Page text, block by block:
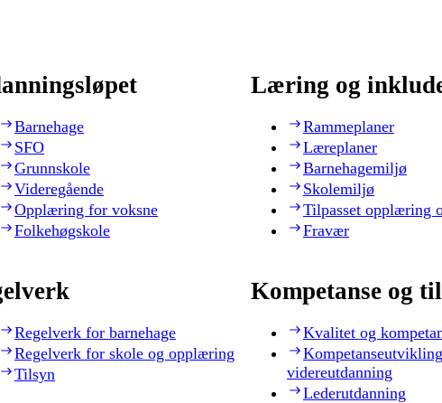
Barnehage
SFO
Grunnskole
Videregående
Opplæring for voksne
Folkehøgskole
Læring og
Rammeplaner
Læreplaner
Barnehagemiljø
Skolemiljø
Tilpasset opplæring
Fravær
Regelverk for barnehage
Regelverk for skole og opplæring
Tilsyn
Kompetanse og
Kvalitet og
videreutdanning
Lederutdanning